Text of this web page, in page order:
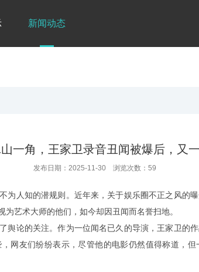
新闻动态
一角，王家卫录音丑闻被爆后，又
发布日期：2025-11-30 浏览次数：59
为人知的潜规则。近年来，关于娱乐圈不正之风的
艺术大师的他们，如今却因丑闻而名誉扫地。
舆论的关注。作为一位闻名已久的导演，王家卫的
网友们纷纷表示，尽管他的电影仍然值得称道，